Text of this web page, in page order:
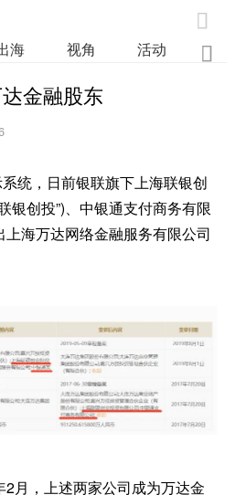

海 视角 活动 业

金融股东
统，日前银联旗下上海联银创
银创投”)、中银通支付商务有限
上海万达网络金融服务有限公司
月，上述两家公司成为万达金